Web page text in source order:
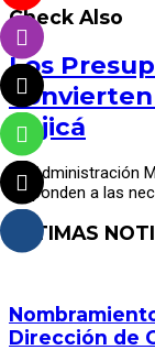
Check Also
Los
convierten
Cajicá
La Administración
responden a las
ÚLTIMAS
Dirección de